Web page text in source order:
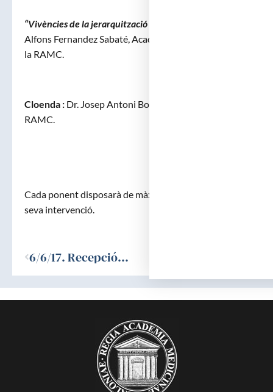
“Vivències de la jerarquització i la docència MIR”.
Alfons Fernandez Sabaté, Acadèmic Corresponent de
la RAMC.
Cloenda : Dr. Josep Antoni Bombí, President de la
RAMC.
Cada ponent disposarà de màxim vint minuts per a la
seva intervenció.
6/6/17. Recepció acadèmics corresponents Dr. Joan Monés i Dra. Francesca Pons